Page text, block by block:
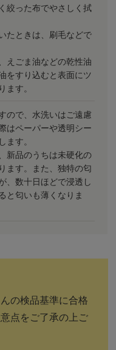
絞った布でやさしく拭
たときは、刷毛などで
えごま油などの乾性油
をすり込むと表面にツ
す。
ので、水洗いはご遠慮
はペーパーや透明シー
ます。
新品のうちは未硬化の
ます。また、独特の匂
、数十日ほどで浸透し
と匂いも薄くなりま
の検品基準に合格
点をご了承の上ご